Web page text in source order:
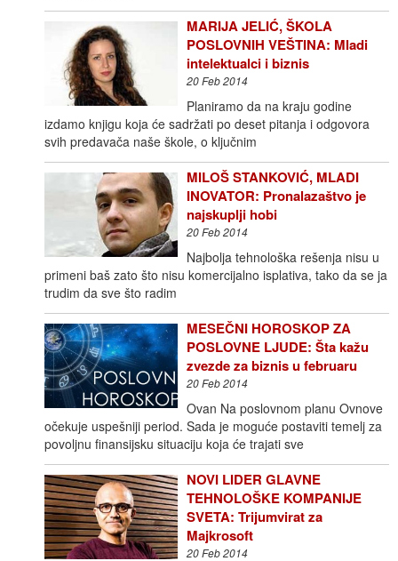
MARIJA JELIĆ, ŠKOLA
POSLOVNIH VEŠTINA: Mladi
intelektualci i biznis
20 Feb 2014
Planiramo da na kraju godine
izdamo knjigu koja će sadržati po deset pitanja i odgovora
svih predavača naše škole, o ključnim
MILOŠ STANKOVIĆ, MLADI
INOVATOR: Pronalazaštvo je
najskuplji hobi
20 Feb 2014
Najbolja tehnološka rešenja nisu u
primeni baš zato što nisu komercijalno isplativa, tako da se ja
trudim da sve što radim
MESEČNI HOROSKOP ZA
POSLOVNE LJUDE: Šta kažu
zvezde za biznis u februaru
20 Feb 2014
Ovan Na poslovnom planu Ovnove
očekuje uspešniji period. Sada je moguće postaviti temelj za
povoljnu finansijsku situaciju koja će trajati sve
NOVI LIDER GLAVNE
TEHNOLOŠKE KOMPANIJE
SVETA: Trijumvirat za
Majkrosoft
20 Feb 2014